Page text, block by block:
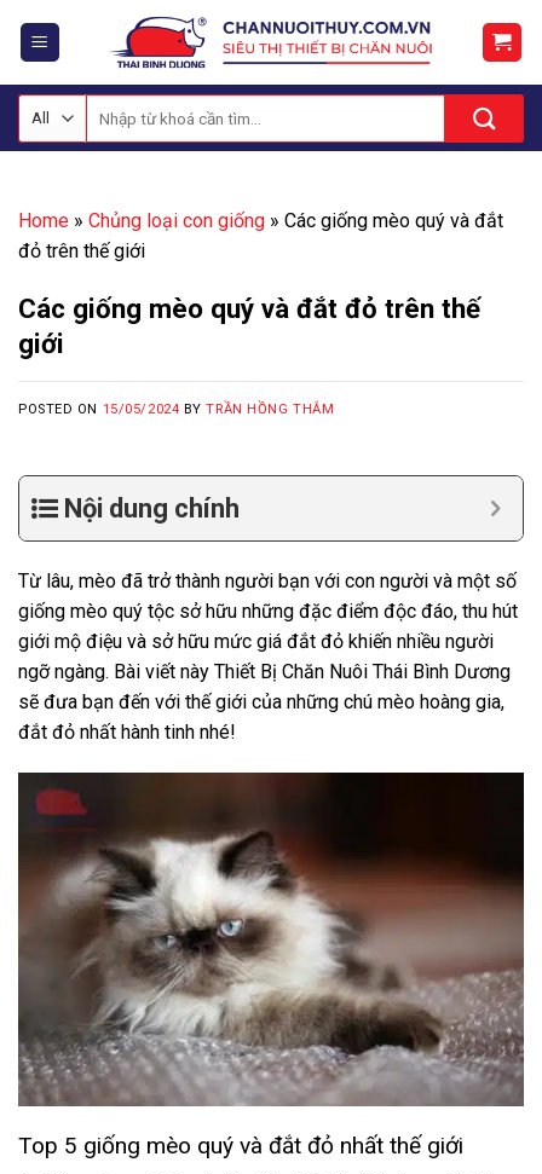
kiếm:
Home » Chủng loại con giống » Các giống mèo quý và đắt
đỏ trên thế giới
Các giống mèo quý và đắt đỏ trên thế
giới
POSTED ON 15/05/2024 BYTRẦN HỒNG THẮM
Nội dung chính
Từ lâu, mèo đã trở thành người bạn với con người và một số
giống mèo quý tộc sở hữu những đặc điểm độc đáo, thu hút
giới mộ điệu và sở hữu mức giá đắt đỏ khiến nhiều người
ngỡ ngàng. Bài viết này Thiết Bị Chăn Nuôi Thái Bình Dương
sẽ đưa bạn đến với thế giới của những chú mèo hoàng gia,
đắt đỏ nhất hành tinh nhé!
Top 5 giống mèo quý và đắt đỏ nhất thế giới